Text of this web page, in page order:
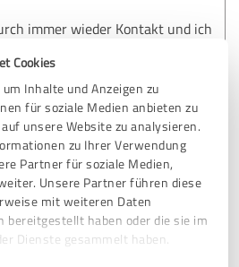
Cookies
Inhalte und Anzeigen zu
für soziale Medien anbieten zu
unsere Website zu analysieren.
zu Ihrer Verwendung
Partner für soziale Medien,
Unsere Partner führen diese
mit weiteren Daten
bereitgestellt haben oder die sie im
Dienste gesammelt haben.
immer wieder Kontakt und ich
das Gefühl, ich gehöre in ihre
Gefühl gleicher Meinung war,
diese Ausbildung zu machen,
weil ich anderen Menschen sowie
sich von ihren Lasten zu
Schritt für mich zu gegangen zu
Tamara und ihre tolle Arbeit
sowie für eine tolle Gruppe in der